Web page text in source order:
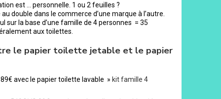
est … personnelle. 1 ou 2 feuilles ?
double dans le commerce d’une marque à l’autre.
sur la base d’une famille de 4 personnes = 35
aux toilettes.
le papier toilette jetable et le papier
avec le papier toilette lavable »kit famille 4